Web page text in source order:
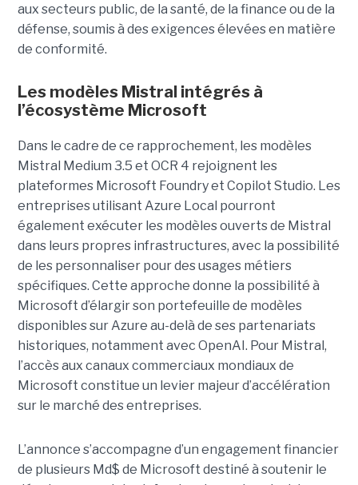
aux secteurs public, de la santé, de la finance ou de la
défense, soumis à des exigences élevées en matière
de conformité.
Les modèles Mistral intégrés à
l’écosystème Microsoft
Dans le cadre de ce rapprochement, les modèles
Mistral Medium 3.5 et OCR 4 rejoignent les
plateformes Microsoft Foundry et Copilot Studio. Les
entreprises utilisant Azure Local pourront
également exécuter les modèles ouverts de Mistral
dans leurs propres infrastructures, avec la possibilité
de les personnaliser pour des usages métiers
spécifiques. Cette approche donne la possibilité à
Microsoft d’élargir son portefeuille de modèles
disponibles sur Azure au-delà de ses partenariats
historiques, notamment avec OpenAI. Pour Mistral,
l’accès aux canaux commerciaux mondiaux de
Microsoft constitue un levier majeur d’accélération
sur le marché des entreprises.
L’annonce s’accompagne d’un engagement financier
de plusieurs Md$ de Microsoft destiné à soutenir le